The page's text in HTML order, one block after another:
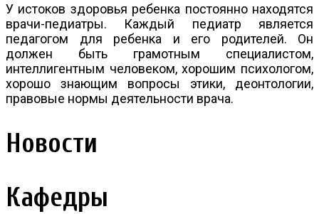
У истоков здоровья ребенка постоянно находятся
врачи-педиатры. Каждый педиатр является
педагогом для ребенка и его родителей. Он
должен быть грамотным специалистом,
интеллигентным человеком, хорошим психологом,
хорошо знающим вопросы этики, деонтологии,
правовые нормы деятельности врача.
Новости
Кафедры